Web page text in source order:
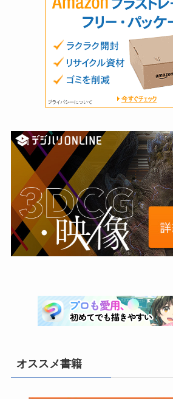
(1)
(58)
(1)
(1)
(2)
(6)
(3)
(10)
(1)
(21)
(3)
(6)
(22)
(4)
(1)
(3)
(6)
(2)
(3)
(5)
(11)
(1)
(1)
(4)
(2)
(1)
(2)
(4)
(1)
(6)
(28)
(3)
(1)
オススメ書籍